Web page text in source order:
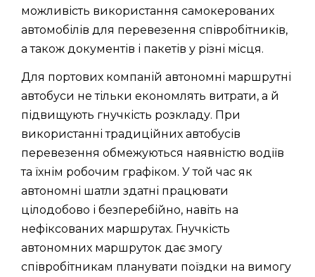
можливість використання самокерованих
автомобілів для перевезення співробітників,
а також документів і пакетів у різні місця.
Для портових компаній автономні маршрутні
автобуси не тільки економлять витрати, а й
підвищують гнучкість розкладу. При
використанні традиційних автобусів
перевезення обмежуються наявністю водіїв
та їхнім робочим графіком. У той час як
автономні шатли здатні працювати
цілодобово і безперебійно, навіть на
нефіксованих маршрутах. Гнучкість
автономних маршруток дає змогу
співробітникам планувати поїздки на вимогу